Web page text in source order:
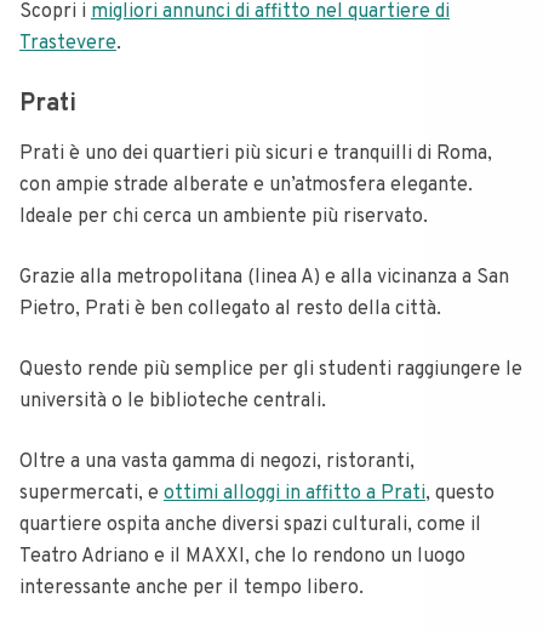
Scopri i migliori annunci di affitto nel quartiere di
Trastevere.
Prati
Prati è uno dei quartieri più sicuri e tranquilli di Roma,
con ampie strade alberate e un’atmosfera elegante.
Ideale per chi cerca un ambiente più riservato.
Grazie alla metropolitana (linea A) e alla vicinanza a San
Pietro, Prati è ben collegato al resto della città.
Questo rende più semplice per gli studenti raggiungere le
università o le biblioteche centrali.
Oltre a una vasta gamma di negozi, ristoranti,
supermercati, e ottimi alloggi in affitto a Prati, questo
quartiere ospita anche diversi spazi culturali, come il
Teatro Adriano e il MAXXI, che lo rendono un luogo
interessante anche per il tempo libero.